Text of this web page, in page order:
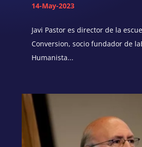
14-May-2023
Javi Pastor es director de la
Conversion, socio fundador de
Humanista...